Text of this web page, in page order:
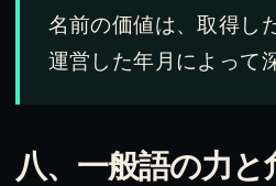
名前の価値は、取得し
運営した年月によって
八、一般語の力と